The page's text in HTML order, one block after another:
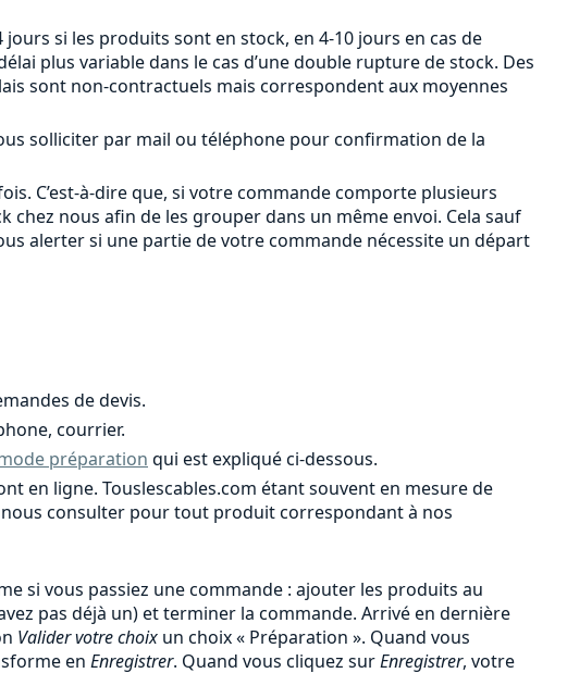
si les produits sont en stock, en 4-10 jours en cas de
plus variable dans le cas d’une double rupture de stock. Des
sont non-contractuels mais correspondent aux moyennes
solliciter par mail ou téléphone pour confirmation de la
C’est-à-dire que, si votre commande comporte plusieurs
nous afin de les grouper dans un même envoi. Cela sauf
alerter si une partie de votre commande nécessite un départ
de devis.
courrier.
préparation qui est expliqué ci-dessous.
en ligne. Touslescables.com étant souvent en mesure de
consulter pour tout produit correspondant à nos
si vous passiez une commande : ajouter les produits au
pas déjà un) et terminer la commande. Arrivé en dernière
Valider votre choix un choix « Préparation ». Quand vous
en Enregistrer. Quand vous cliquez surEnregistrer, votre